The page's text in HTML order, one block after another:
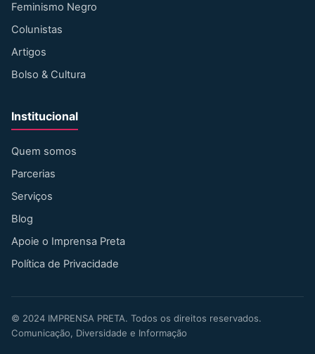
Feminismo Negro
Colunistas
Artigos
Bolso & Cultura
Institucional
Quem somos
Parcerias
Serviços
Blog
Apoie o Imprensa Preta
Política de Privacidade
© 2024 IMPRENSA PRETA. Todos os direitos reservados.
Comunicação, Diversidade e Informação